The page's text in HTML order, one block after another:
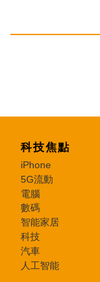
科技焦點
iPhone
5G流動
電腦
數碼
智能家居
科技
汽車
人工智能